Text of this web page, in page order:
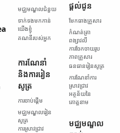
មជ្ឈមណ្ឌល​ជំនួយ
ទាក់ទង​មកកាន់​
យើងខ្ញុំ
គណនី​របស់​អ្នក
ការណែនាំ
និង​ការរៀន
សូត្រ
ការចាប់ផ្ដើម
មជ្ឈមណ្ឌល​រៀន
សូត្រ
ការស្រាវជ្រាវ​
ផ្ដល់ជូន
មែកធាង​គ្រួសារ
កំណត់ត្រា​
ពង្សាវលី
ការចែកចាយ​រូប
ភាព​គ្រួសារ
ធនធាន​រៀនសូត្រ
ការណែនាំ​ការ
ស្រាវជ្រាវ
អត្ថន័យ​នៃ​
គោត្តនាម
មជ្ឈមណ្ឌល​